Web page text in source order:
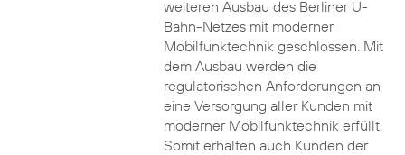
weiteren Ausbau des Berliner U-
Bahn-Netzes mit moderner
Mobilfunktechnik geschlossen. Mit
dem Ausbau werden die
regulatorischen Anforderungen an
eine Versorgung aller Kunden mit
moderner Mobilfunktechnik erfüllt.
Somit erhalten auch Kunden der